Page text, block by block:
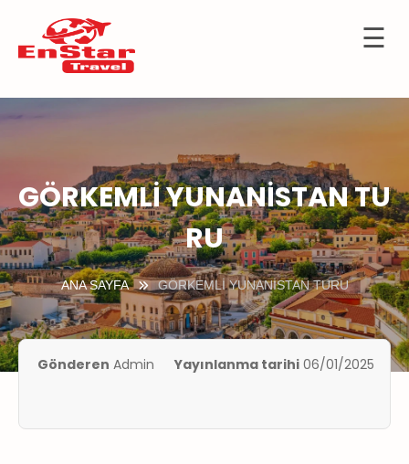
İçeriğe
☰
KIBRIS
GÖRKEMLİ YUNANİSTAN TU
RU
ANA SAYFA GÖRKEMLİ YUNANİSTAN TURU
Gönderen Admin Yayınlanma tarihi 06/01/2025